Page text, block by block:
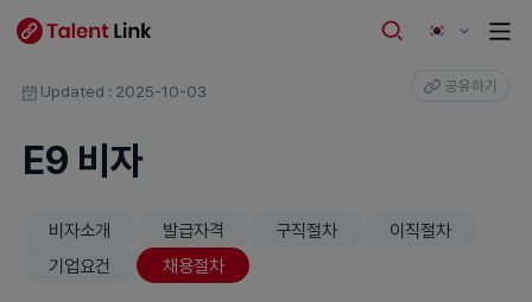
Updated : 2025-10-03 공유하기
E9 비자
비자소개 발급자격 구직절차
이직절차
기업요건
채용절차